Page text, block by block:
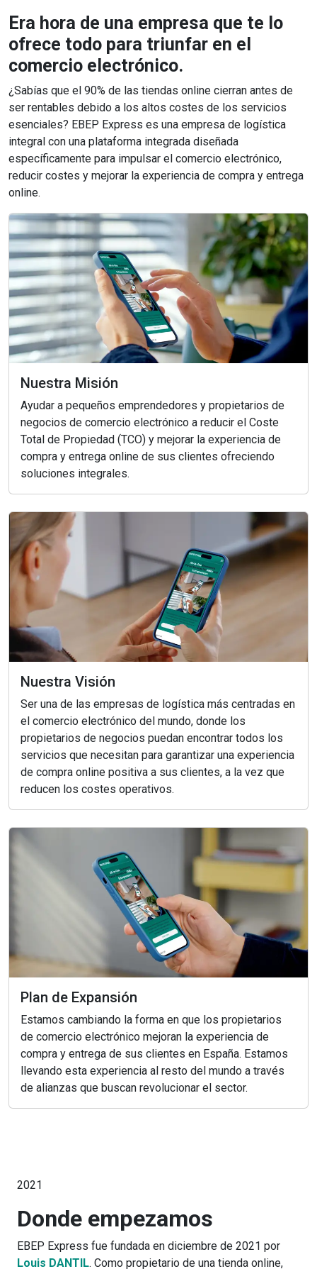
Era hora de una empresa que te lo
ofrece todo para triunfar en el
comercio electrónico.
¿Sabías que el 90% de las tiendas online cierran antes de
ser rentables debido a los altos costes de los servicios
esenciales? EBEP Express es una empresa de logística
integral con una plataforma integrada diseñada
específicamente para impulsar el comercio electrónico,
reducir costes y mejorar la experiencia de compra y entrega
online.
Nuestra Misión
Ayudar a pequeños emprendedores y propietarios de
negocios de comercio electrónico a reducir el Coste
Total de Propiedad (TCO) y mejorar la experiencia de
compra y entrega online de sus clientes ofreciendo
soluciones integrales.
Nuestra Visión
Ser una de las empresas de logística más centradas en
el comercio electrónico del mundo, donde los
propietarios de negocios puedan encontrar todos los
servicios que necesitan para garantizar una experiencia
de compra online positiva a sus clientes, a la vez que
reducen los costes operativos.
Plan de Expansión
Estamos cambiando la forma en que los propietarios
de comercio electrónico mejoran la experiencia de
compra y entrega de sus clientes en España. Estamos
llevando esta experiencia al resto del mundo a través
de alianzas que buscan revolucionar el sector.
2021
Donde empezamos
EBEP Express fue fundada en diciembre de 2021 por
Louis DANTIL. Como propietario de una tienda online,